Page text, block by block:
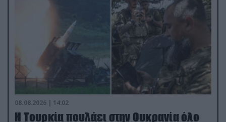
08.08.2026 | 14:02
Η Τουρκία πουλάει στην Ουκρανία όλο